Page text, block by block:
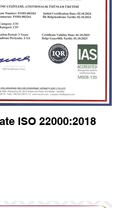
Certificate ISO 22000:2018